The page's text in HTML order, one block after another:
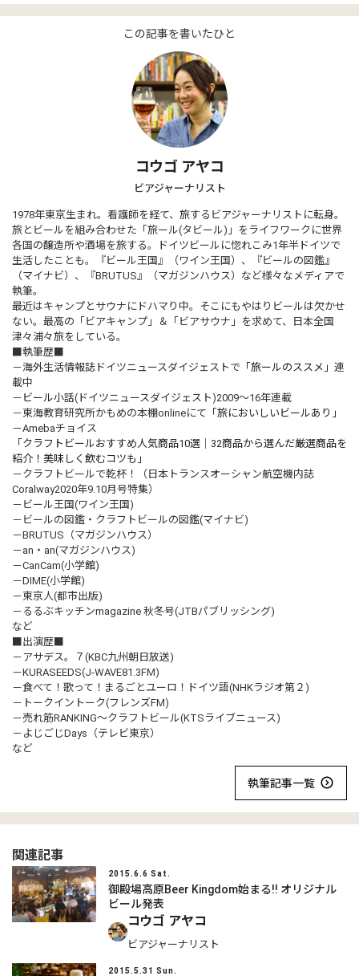
この記事を書いたひと
コウゴ アヤコ
ビアジャーナリスト
1978年東京生まれ。看護師を経て、旅するビアジャーナリストに転身。
旅とビールを組み合わせた「旅ール(タビール)」をライフワークに世界
各国の醸造所や酒場を旅する。ドイツビールに惚れこみ1年半ドイツで
生活したことも。『ビール王国』（ワイン王国）、『ビールの図鑑』
（マイナビ）、『BRUTUS』（マガジンハウス）など様々なメディアで
執筆。
最近はキャンプとサウナにドハマり中。そこにもやはりビールは欠かせ
ない。最高の「ビアキャンプ」＆「ビアサウナ」を求めて、日本全国
津々浦々旅をしている。
■執筆歴■
－海外生活情報誌ドイツニュースダイジェストで 「旅ールのススメ」 連
載中
－ ビール小話(ドイツニュースダイジェスト)2009～16年連載
－東海教育研究所かもめの本棚onlineにて 「旅においしいビールあり」
－Amebaチョイス
「クラフトビールおすすめ人気商品10選｜32商品から選んだ厳選商品を
紹介！美味しく飲むコツも」
－クラフトビールで乾杯！（日本トランスオーシャン航空機内誌
Coralway2020年9.10月号特集）
－ビール王国(ワイン王国)
－ビールの図鑑・クラフトビールの図鑑(マイナビ)
－BRUTUS（マガジンハウス）
－an・an(マガジンハウス)
－CanCam(小学館)
－DIME(小学館)
－東京人(都市出版)
－るるぶキッチンmagazine 秋冬号(JTBパブリッシング)
など
■出演歴■
－アサデス。７(KBC九州朝日放送)
－KURASEEDS(J-WAVE81.3FM)
－食べて！歌って！まるごとユーロ！ドイツ語(NHKラジオ第２)
－トークイントーク(フレンズFM)
－売れ筋RANKING～クラフトビール(KTSライブニュース)
－よじごじDays（テレビ東京）
など
執筆記事一覧
関連記事
2015.6.6 Sat.
御殿場高原Beer Kingdom始まる!! オリジナル
ビール発表
コウゴ アヤコ
ビアジャーナリスト
2015.5.31 Sun.